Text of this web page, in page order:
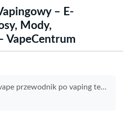
– E-
Mody,
VapeCentrum
przewodnik po vaping temperature chart i praktyczne porady IBvape dla optymalnej temperatury vapingu